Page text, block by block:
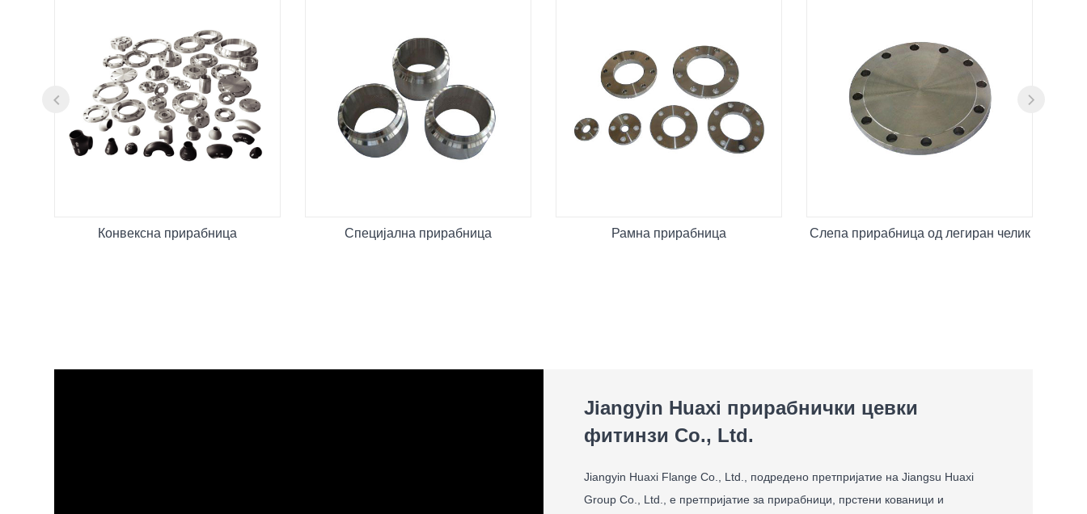
Конвексна прирабница Специјална прирабница Рамна прирабница Слепа прирабница од легиран челик
Jiangyin Huaxi прирабнички цевки
фитинзи Co., Ltd.
Jiangyin Huaxi Flange Co., Ltd., подредено претпријатие на Jiangsu Huaxi
Group Co., Ltd., е претпријатие за прирабници, прстени кованици и